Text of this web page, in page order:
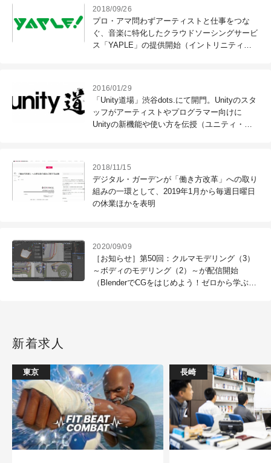
2018/09/26
プロ・アマ問わずアーティストと仕事をつな
ぐ、音楽に特化したクラウドソーシングサービ
ス「YAPLE」の提供開始（イントリニティ
2016/01/29
「Unity道場」渋谷dots.にて開門。Unityのスタ
ッフがアーティストやプログラマー向けに
Unityの新機能や使い方を伝授（ユニティ・テ
2018/11/15
デジタル・ガーデンが「働き方改革」への取り
組みの一環として、2019年1月から毎週日曜日
の休業ほかを表明
2020/09/09
［お知らせ］第50回：クルマモデリング（3）
～ボディのモデリング（2）～が配信開始
（BlenderでCGをはじめよう！ゼロから学ぶ
新着求人
東京 長崎